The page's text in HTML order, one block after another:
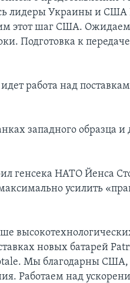
лидеры Украины и
этот шаг США. Ожидаем
Подготовка к
работа над
западного образца и
генсека НАТО Йенса
усилить
новых батарей
Мы благодарны
Работаем над